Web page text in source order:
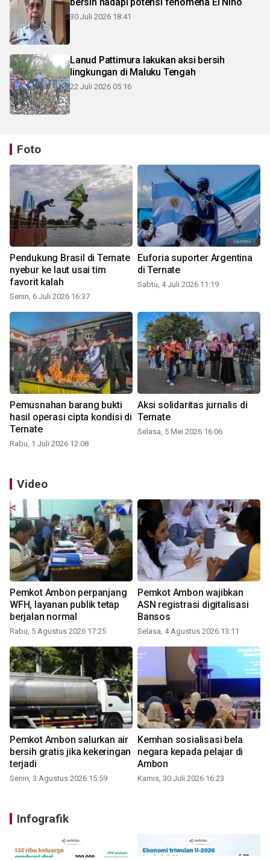
bersih hadapi potensi fenomena El Nino
30 Juli 2026 18:41
Lanud Pattimura lakukan aksi bersih
lingkungan di Maluku Tengah
22 Juli 2026 05:16
Foto
Pendukung Brasil di Ternate
nyebur ke laut usai tim
favorit kalah
Senin, 6 Juli 2026 16:37
Euforia suporter Argentina
di Ternate
Sabtu, 4 Juli 2026 11:19
Pemusnahan barang bukti
hasil operasi cipta kondisi di
Ternate
Rabu, 1 Juli 2026 12:08
Aksi solidaritas jurnalis di
Ternate
Selasa, 5 Mei 2026 16:06
Video
Pemkot Ambon perpanjang
WFH, layanan publik tetap
berjalan normal
Rabu, 5 Agustus 2026 17:25
Pemkot Ambon wajibkan
ASN registrasi digitalisasi
Bansos
Selasa, 4 Agustus 2026 13:11
Pemkot Ambon salurkan air
bersih gratis jika kekeringan
terjadi
Senin, 3 Agustus 2026 15:59
Kemhan sosialisasi bela
negara kepada pelajar di
Ambon
Kamis, 30 Juli 2026 16:23
Infografik